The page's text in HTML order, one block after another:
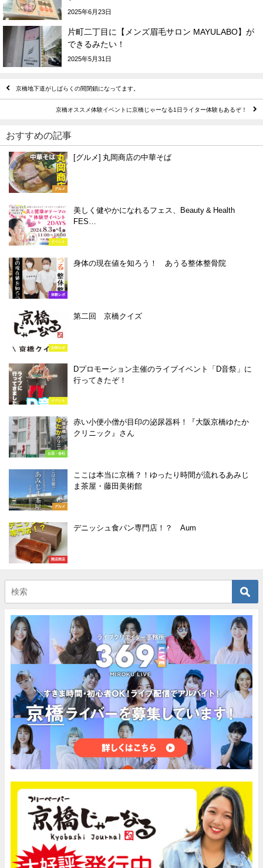
2025年6月23日
片町二丁目に【メンズ眉毛サロン MAYULABO】が
できるみたい！
2025年5月31日
京橋地下道がしばらくの間閉鎖になってます。
京橋オススメ体験イベントに京橋じゃーなる1日ライター体験もあるぞ！
おすすめの記事
グルメ
[グルメ] 丸岡商店の中華そば
イベント
美しく健やかになれるフェス、Beauty & Health
FES…
体験レポ
身体の現在値を知ろう！ あうる整体整骨院
お知らせ
第二回 京橋クイズ
イベント
Dプロモーション主催のライブイベント「D音祭」に
行ってきたぞ！
お店・会社
赤い小便小僧が目印の泌尿器科！『大阪京橋ゆたか
クリニック』さん
グルメ
ここは本当に京橋？！ゆったり時間が流れるあみじ
ま茶屋・藤田美術館
開店閉店
デニッシュ食パン専門店！？ Aum